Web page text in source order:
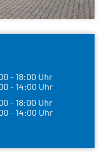
- 18:00 Uhr
- 14:00 Uhr
- 18:00 Uhr
- 14:00 Uhr